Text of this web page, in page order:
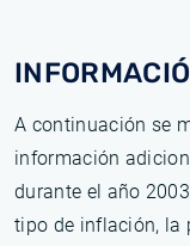
A continuación se
información
durante el año
tipo de inflación, la